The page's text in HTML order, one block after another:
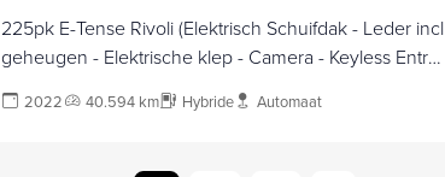
225pk E-Tense Rivoli (Elektrisch Schuifdak - Leder incl
geheugen - Elektrische klep - Camera - Keyless Entry
Carplay)
2022 40.594 km Hybride Automaat